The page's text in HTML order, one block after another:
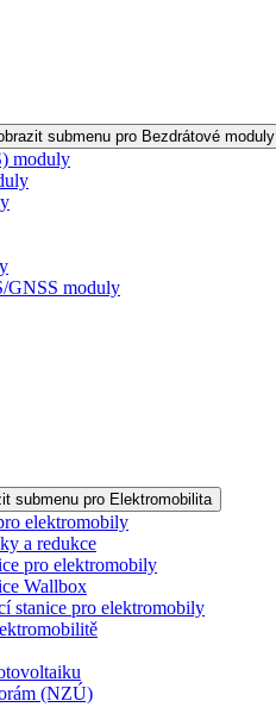
submenu pro Bezdrátové moduly
moduly
GNSS moduly
submenu pro Elektromobilita
elektromobily
a redukce
pro elektromobily
Wallbox
stanice pro elektromobily
(NZÚ)